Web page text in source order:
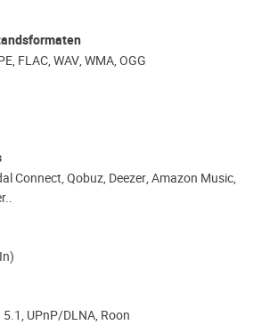
FLAC, WAV, WMA, OGG
Connect, Qobuz, Deezer, Amazon Music,
UPnP/DLNA, Roon